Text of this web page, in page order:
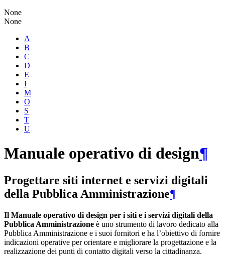
None
None
A
B
C
D
E
I
M
O
S
T
U
Manuale operativo di design¶
Progettare siti internet e servizi digitali
della Pubblica Amministrazione¶
Il Manuale operativo di design per i siti e i servizi digitali della
Pubblica Amministrazione è uno strumento di lavoro dedicato alla
Pubblica Amministrazione e i suoi fornitori e ha l’obiettivo di fornire
indicazioni operative per orientare e migliorare la progettazione e la
realizzazione dei punti di contatto digitali verso la cittadinanza.